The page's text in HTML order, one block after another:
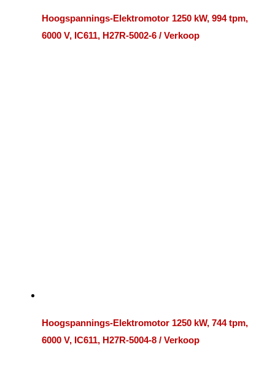
Hoogspannings-Elektromotor 1250 kW, 994 tpm,
6000 V, IC611, H27R-5002-6 / Verkoop
Hoogspannings-Elektromotor 1250 kW, 744 tpm,
6000 V, IC611, H27R-5004-8 / Verkoop